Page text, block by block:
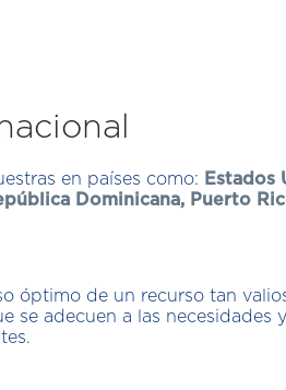
en países como:
Estados
Dominicana, Puerto
óptimo de un recurso tan
se adecuen a las necesidades